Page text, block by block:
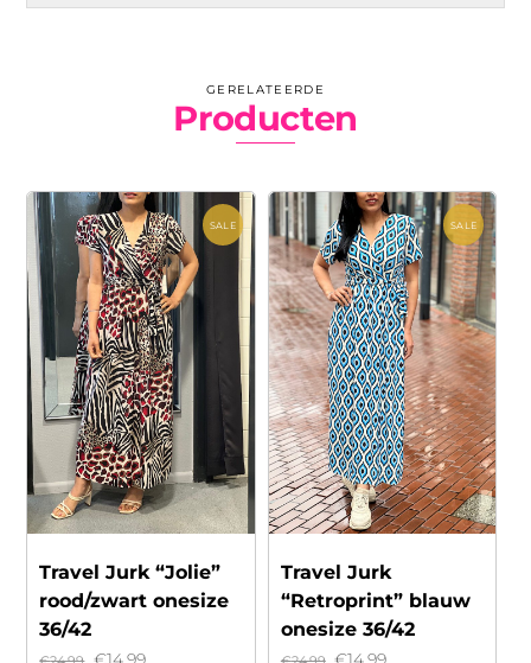
GERELATEERDE
Producten
SALE
Travel Jurk “Jolie”
rood/zwart onesize
36/42
Oorspronkelijke
Huidige
SALE
Travel Jurk
“Retroprint” blauw
onesize 36/42
Oorspronkelijke
Huidige